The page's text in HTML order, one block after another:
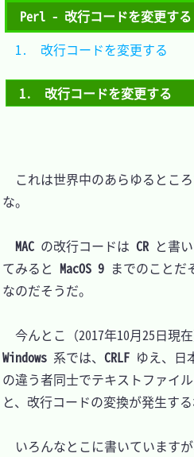
Perl - 改行コードを変更する
1.　改行コードを変更する
これは世界中のあらゆるとこ
な。
MAC の改行コードは CR と書
てみると MacOS 9 までのことだ
なのだそうだ。
今んとこ（2017年10月25日現在
Windows 系では、 CRLF ゆえ、日
の違う者同士でテキストファイ
と、改行コードの変換が発生する
いろんなとこに書いていますが